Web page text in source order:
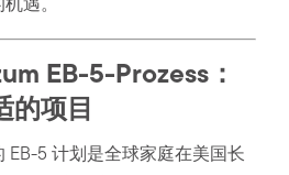
遇。
EB-5-Prozess：
的项目
EB-5 计划是全球家庭在美国长